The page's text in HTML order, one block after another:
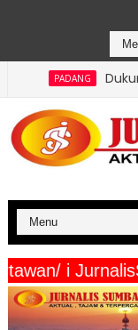
Dukung Kota
Wartawan/ i